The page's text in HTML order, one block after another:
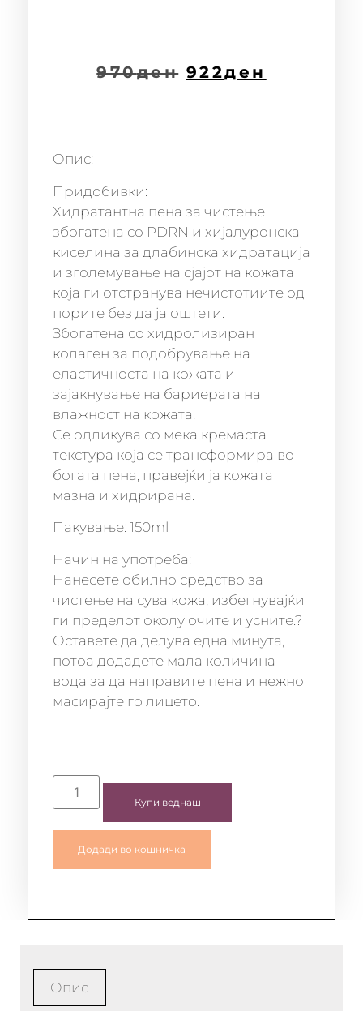
970ден 922ден
Опис:
Придобивки:
Хидратантна пена за чистење
збогатена со PDRN и хијалуронска
киселина за длабинска хидратација
и зголемување на сјајот на кожата
која ги отстранува нечистотиите од
порите без да ја оштети.
Збогатена со хидролизиран
колаген за подобрување на
еластичноста на кожата и
зајакнување на бариерата на
влажност на кожата.
Се одликува со мека кремаста
текстура која се трансформира во
богата пена, правејќи ја кожата
мазна и хидрирана.
Пакување: 150ml
Начин на употреба:
Нанесете обилно средство за
чистење на сува кожа, избегнувајќи
ги пределот околу очите и усните.?
Оставете да делува една минута,
потоа додадете мала количина
вода за да направите пена и нежно
масирајте го лицето.
Купи веднаш
Додади во кошничка
Опис